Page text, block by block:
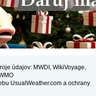
údajov: MWDI, WikiVoyage,
UsualWeather.com a ochrany